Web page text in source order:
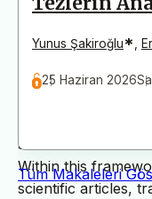
international peer-
year. Special or
journal
♦ TED is a journal
areas of the
Within this
scientific articles,
Yunus Şakiroğlu*
25 Haziran 2026
Tüm Makaleleri